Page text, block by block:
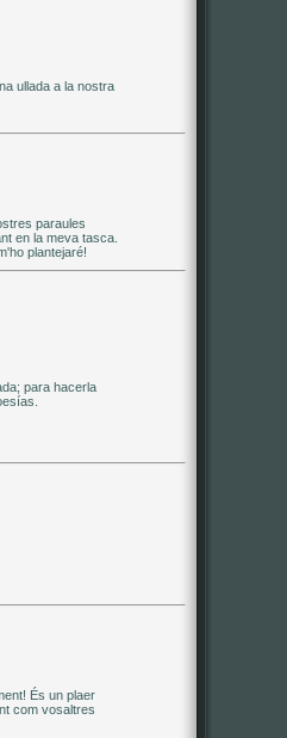
ullada a la nostra
paraules
en la meva tasca.
plantejaré!
para hacerla
És un plaer
com vosaltres